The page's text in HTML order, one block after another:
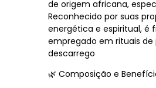
de origem africana,
Reconhecido por suas
energética e espiritual, é
empregado em rituais
descarrego
🌿 Composição e